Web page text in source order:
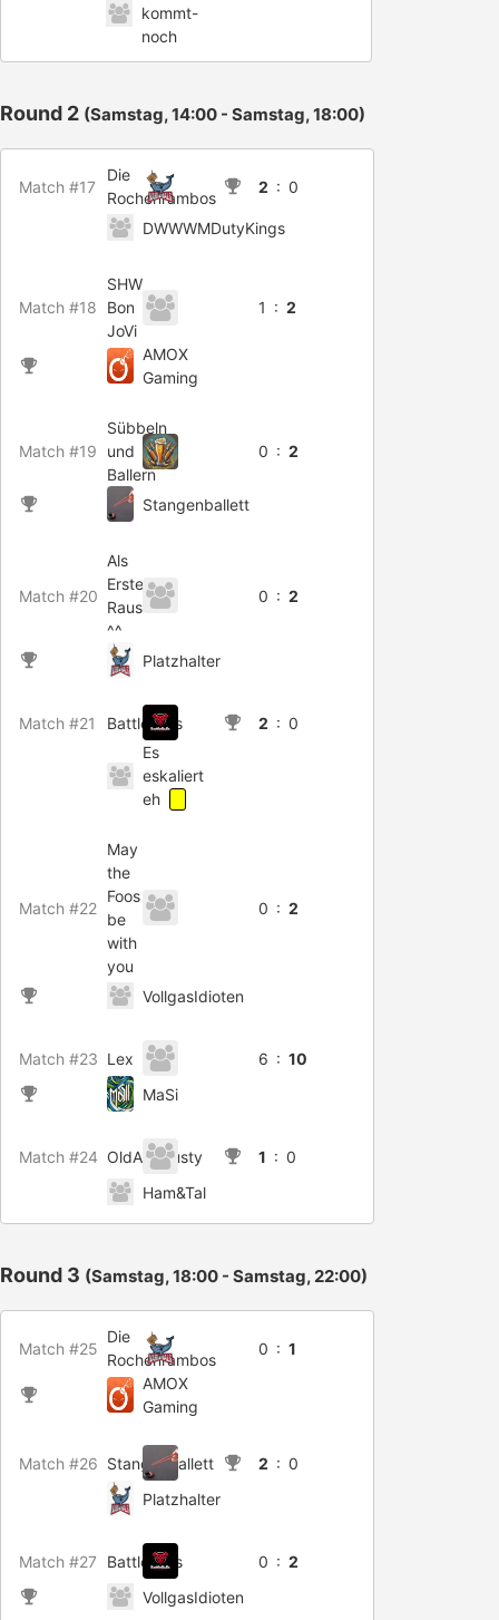
kommt-
noch
Round 2 (Samstag, 14:00 - Samstag, 18:00)
Match #17
Die
Rochenrambos
2 : 0
DWWWMDutyKings
Match #18
SHW
Bon
JoVi
1 : 2
AMOX
Gaming
Match #19
Sübbeln
und
Ballern
0 : 2
Stangenballett
Match #20
Als
Erster
Raus
^^
0 : 2
Platzhalter
Match #21 BattleBulls 2 : 0
Es
eskaliert
eh
Match #22
May
the
Foos
be
with
you
0 : 2
VollgasIdioten
Match #23 Lex 6 : 10
MaSi
Match #24 OldAndRusty 1 : 0
Ham&Tal
Round 3 (Samstag, 18:00 - Samstag, 22:00)
Match #25
Die
Rochenrambos
0 : 1
AMOX
Gaming
Match #26 Stangenballett 2 : 0
Platzhalter
Match #27 BattleBulls 0 : 2
VollgasIdioten